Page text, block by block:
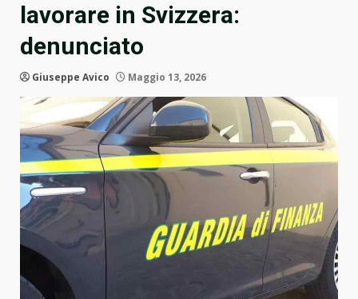
lavorare in Svizzera:
denunciato
Giuseppe Avico Maggio 13, 2026